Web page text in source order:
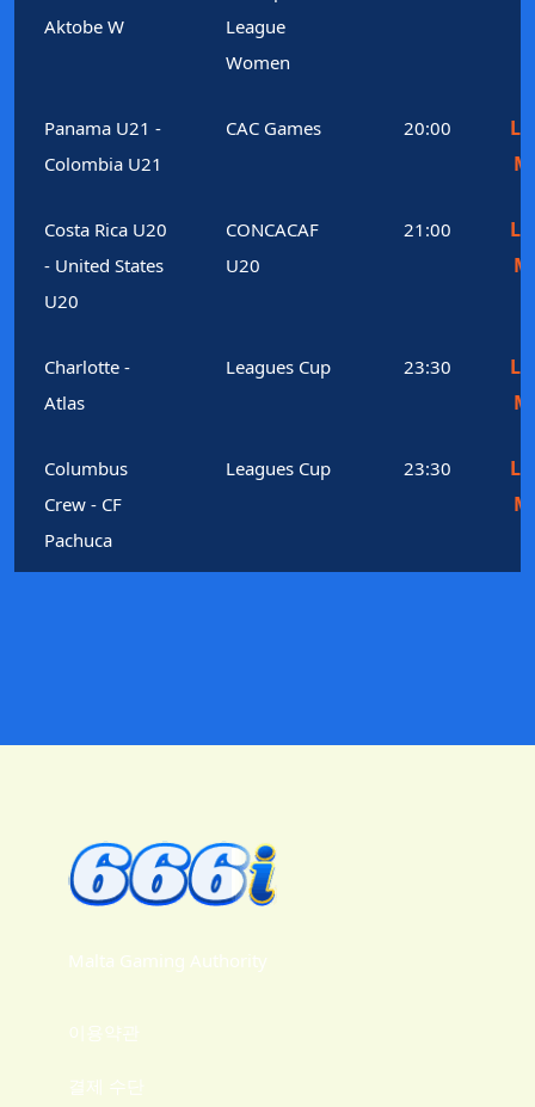
Aktobe W
League
Women
Panama U21 -
Colombia U21
CAC Games 20:00
Costa Rica U20
- United States
U20
CONCACAF
U20
21:00
Charlotte -
Atlas
Leagues Cup 23:30
Columbus
Crew - CF
Pachuca
Leagues Cup 23:30
Malta Gaming Authority
이용약관
결제 수단